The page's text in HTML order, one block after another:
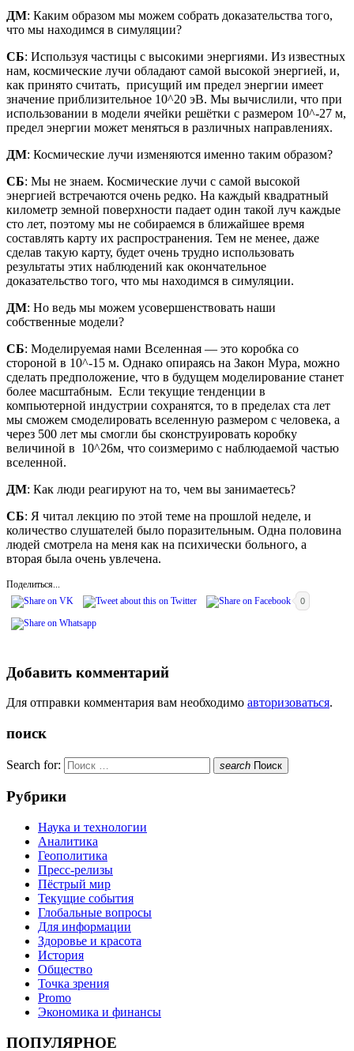
ДМ: Каким образом мы можем собрать доказательства того,
что мы находимся в симуляции?
СБ: Используя частицы с высокими энергиями. Из известных
нам, космические лучи обладают самой высокой энергией, и,
как принято считать, присущий им предел энергии имеет
значение приблизительное 10^20 эВ. Мы вычислили, что при
использовании в модели ячейки решётки с размером 10^-27 м,
предел энергии может меняться в различных направлениях.
ДМ: Космические лучи изменяются именно таким образом?
СБ: Мы не знаем. Космические лучи с самой высокой
энергией встречаются очень редко. На каждый квадратный
километр земной поверхности падает один такой луч каждые
сто лет, поэтому мы не собираемся в ближайшее время
составлять карту их распространения. Тем не менее, даже
сделав такую карту, будет очень трудно использовать
результаты этих наблюдений как окончательное
доказательство того, что мы находимся в симуляции.
ДМ: Но ведь мы можем усовершенствовать наши
собственные модели?
СБ: Моделируемая нами Вселенная — это коробка со
стороной в 10^-15 м. Однако опираясь на Закон Мура, можно
сделать предположение, что в будущем моделирование станет
более масштабным. Если текущие тенденции в
компьютерной индустрии сохранятся, то в пределах ста лет
мы сможем смоделировать вселенную размером с человека, а
через 500 лет мы смогли бы сконструировать коробку
величиной в 10^26м, что соизмеримо с наблюдаемой частью
вселенной.
ДМ: Как люди реагируют на то, чем вы занимаетесь?
СБ: Я читал лекцию по этой теме на прошлой неделе, и
количество слушателей было поразительным. Одна половина
людей смотрела на меня как на психически больного, а
вторая была очень увлечена.
Поделиться...
0
Добавить комментарий
Для отправки комментария вам необходимо авторизоваться.
поиск
Search for: search Поиск
Рубрики
Наука и технологии
Аналитика
Геополитика
Пресс-релизы
Пёстрый мир
Текущие события
Глобальные вопросы
Для информации
Здоровье и красота
История
Общество
Точка зрения
Promo
Экономика и финансы
ПОПУЛЯРНОЕ